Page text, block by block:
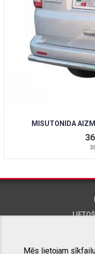
MISUTONIDA
Mēs lietojam